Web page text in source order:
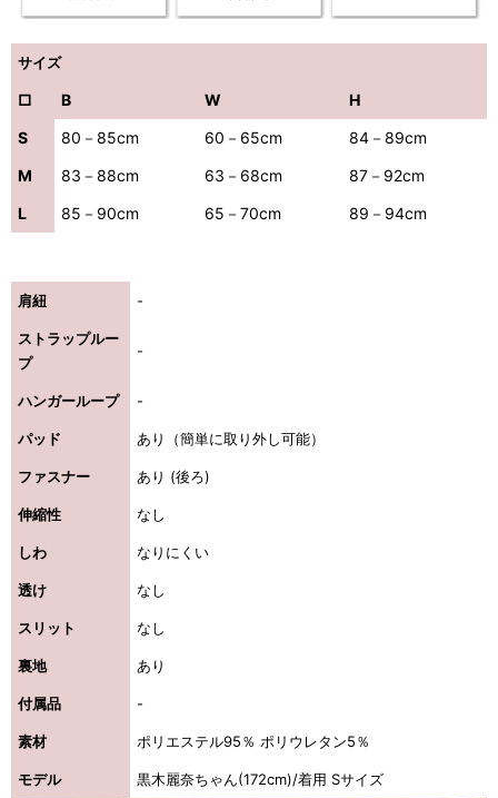
サイズ
□ B W
H
S
80－85cm 60－65cm
84－89cm
M
83－88cm 63－68cm
87－92cm
L
85－90cm 65－70cm 89－94cm
肩紐 -
ストラップルー
プ
-
ハンガーループ -
パッド あり（簡単に取り外し可能）
ファスナー あり (後ろ)
伸縮性 なし
しわ なりにくい
透け なし
スリット なし
裏地 あり
付属品 -
素材 ポリエステル95％ ポリウレタン5％
モデル 黒木麗奈ちゃん(172cm)/着用 Sサイズ